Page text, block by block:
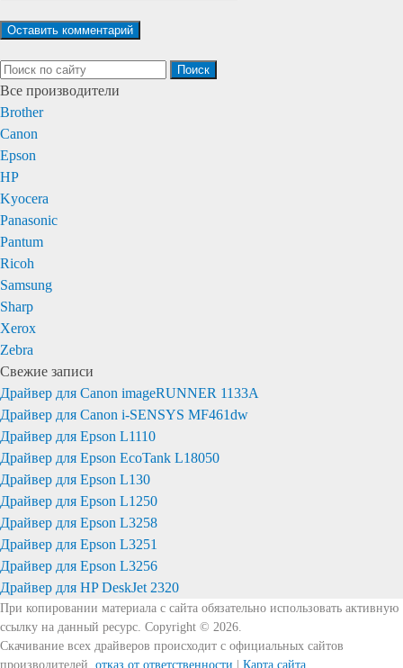
Поиск
Все производители
Brother
Canon
Epson
HP
Kyocera
Panasonic
Pantum
Ricoh
Samsung
Sharp
Xerox
Zebra
Свежие записи
Драйвер для Canon imageRUNNER 1133A
Драйвер для Canon i-SENSYS MF461dw
Драйвер для Epson L1110
Драйвер для Epson EcoTank L18050
Драйвер для Epson L130
Драйвер для Epson L1250
Драйвер для Epson L3258
Драйвер для Epson L3251
Драйвер для Epson L3256
Драйвер для HP DeskJet 2320
При копировании материала с сайта обязательно использовать активную
ссылку на данный ресурс. Copyright © 2026.
Скачивание всех драйверов происходит с официальных сайтов
производителей, отказ от ответственности Карта сайта